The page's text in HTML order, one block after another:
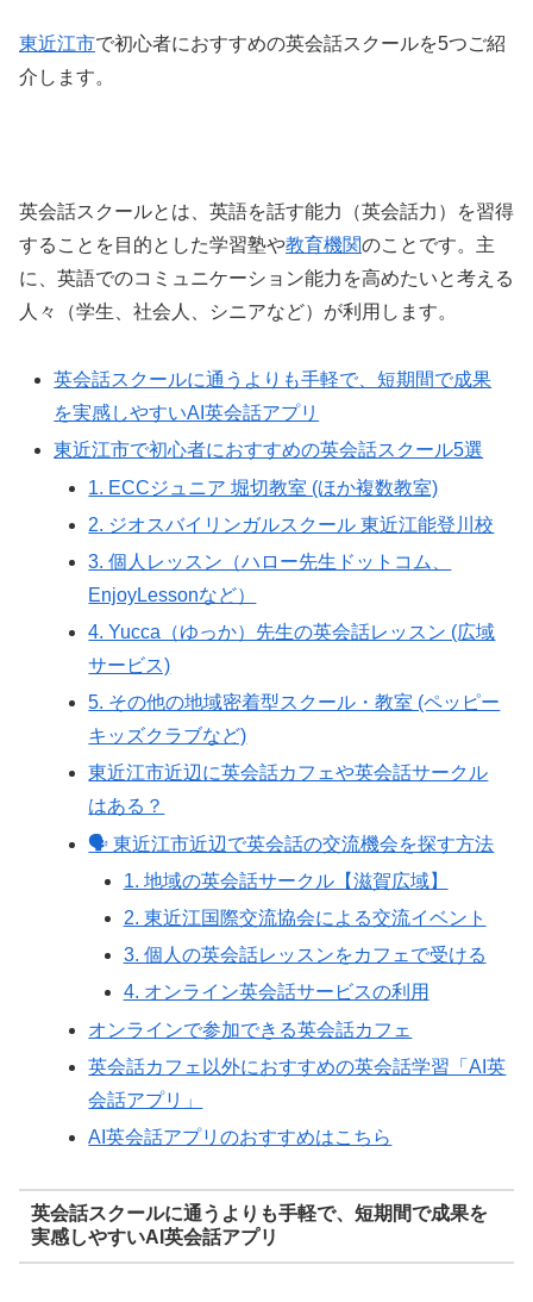
東近江市で初心者におすすめの英会話スクールを5つご紹
介します。
英会話スクールとは、英語を話す能力（英会話力）を習得
することを目的とした学習塾や教育機関のことです。主
に、英語でのコミュニケーション能力を高めたいと考える
人々（学生、社会人、シニアなど）が利用します。
英会話スクールに通うよりも手軽で、短期間で成果
を実感しやすいAI英会話アプリ
東近江市で初心者におすすめの英会話スクール5選
1. ECCジュニア 堀切教室 (ほか複数教室)
2. ジオスバイリンガルスクール 東近江能登川校
3. 個人レッスン（ハロー先生ドットコム、
EnjoyLessonなど）
4. Yucca（ゆっか）先生の英会話レッスン (広域
サービス)
5. その他の地域密着型スクール・教室 (ペッピー
キッズクラブなど)
東近江市近辺に英会話カフェや英会話サークル
はある？
🗣️ 東近江市近辺で英会話の交流機会を探す方法
1. 地域の英会話サークル【滋賀広域】
2. 東近江国際交流協会による交流イベント
3. 個人の英会話レッスンをカフェで受ける
4. オンライン英会話サービスの利用
オンラインで参加できる英会話カフェ
英会話カフェ以外におすすめの英会話学習「AI英
会話アプリ」
AI英会話アプリのおすすめはこちら
英会話スクールに通うよりも手軽で、短期間で成果を
実感しやすいAI英会話アプリ